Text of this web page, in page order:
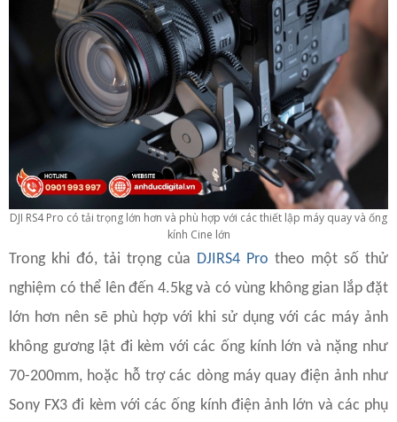
DJI RS4 Pro có tải trọng lớn hơn và phù hợp với các thiết lập máy quay và ống
kính Cine lớn
Trong khi đó, tải trọng của DJIRS4 Pro theo một số thử
nghiệm có thể lên đến 4.5kg và có vùng không gian lắp đặt
lớn hơn nên sẽ phù hợp với khi sử dụng với các máy ảnh
không gương lật đi kèm với các ống kính lớn và nặng như
70-200mm, hoặc hỗ trợ các dòng máy quay điện ảnh như
Sony FX3 đi kèm với các ống kính điện ảnh lớn và các phụ